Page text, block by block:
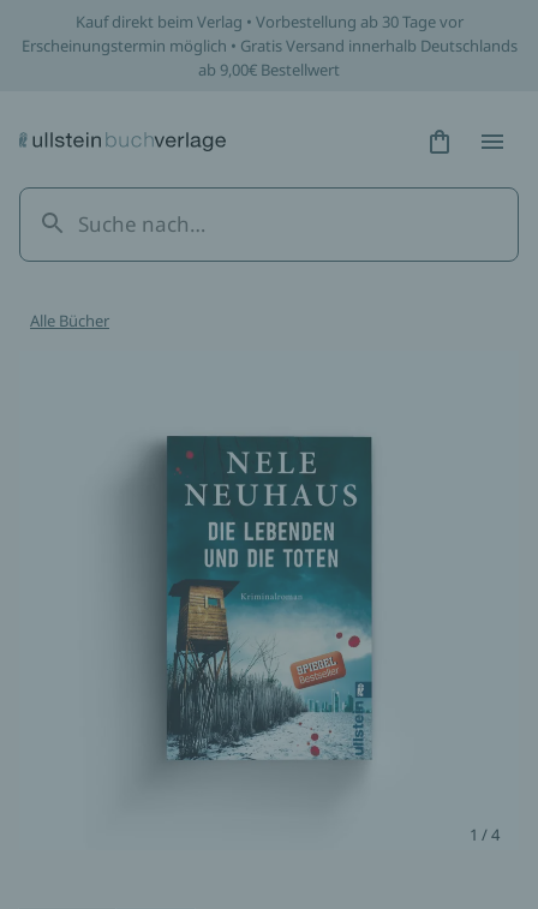
Kauf direkt beim Verlag • Vorbestellung ab 30 Tage vor
Erscheinungstermin möglich • Gratis Versand innerhalb Deutschlands
ab 9,00€ Bestellwert
Hidden
Alle Bücher
1 / 4